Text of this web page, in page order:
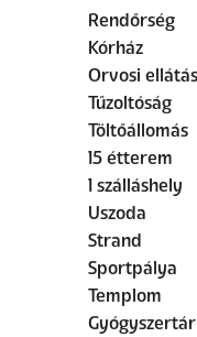
Rendőrség
Kórház
Orvosi ellátás
Tűzoltóság
Töltőállomás
15 étterem
1 szálláshely
Uszoda
Strand
Sportpálya
Templom
Gyógyszertár